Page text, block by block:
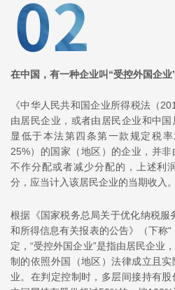
在中国，有一种企业叫“受控外国企业
《中华人民共和国企业所得税法（
由居民企业，或者由居民企业和中
显低于本法第四条第一款规定税
25%）的国家（地区）的企业，并
不作分配或者减少分配的，上述利
分，应当计入该居民企业的当期收入。
根据《国家税务总局关于优化纳税服
和所得信息有关报表的公告》（下称
定，“受控外国企业”是指由居民企业
制的依照外国（地区）法律成立且
业。在判定控制时，多层间接持有股